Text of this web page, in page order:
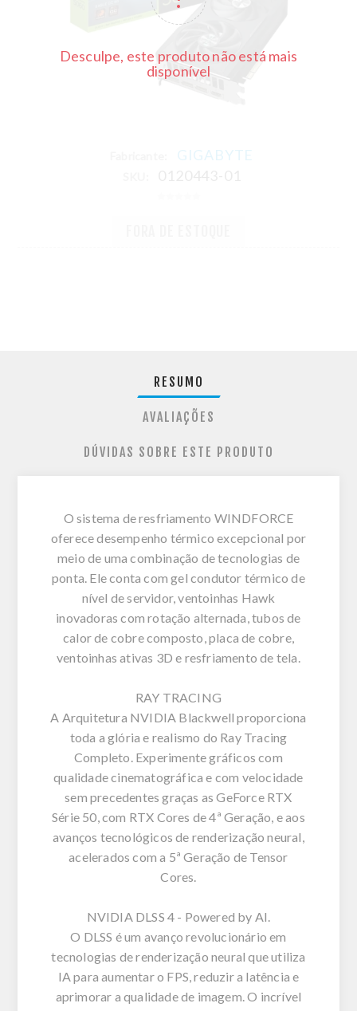
Desculpe, este produto não está mais
disponível
GIGABYTE
RESUMO
AVALIAÇÕES
DÚVIDAS SOBRE ESTE PRODUTO
O sistema de resfriamento WINDFORCE
oferece desempenho térmico excepcional por
meio de uma combinação de tecnologias de
ponta. Ele conta com gel condutor térmico de
nível de servidor, ventoinhas Hawk
inovadoras com rotação alternada, tubos de
calor de cobre composto, placa de cobre,
ventoinhas ativas 3D e resfriamento de tela.
RAY TRACING
A Arquitetura NVIDIA Blackwell proporciona
toda a glória e realismo do Ray Tracing
Completo. Experimente gráficos com
qualidade cinematográfica e com velocidade
sem precedentes graças as GeForce RTX
Série 50, com RTX Cores de 4ª Geração, e aos
avanços tecnológicos de renderização neural,
acelerados com a 5ª Geração de Tensor
Cores.
NVIDIA DLSS 4 - Powered by AI.
O DLSS é um avanço revolucionário em
tecnologias de renderização neural que utiliza
IA para aumentar o FPS, reduzir a latência e
aprimorar a qualidade de imagem. O incrível